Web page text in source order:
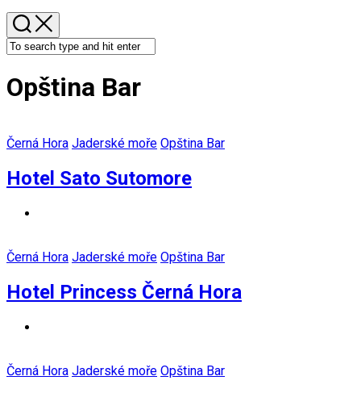
Opština Bar
Černá Hora Jaderské moře Opština Bar
Hotel Sato Sutomore
Černá Hora Jaderské moře Opština Bar
Hotel Princess Černá Hora
Černá Hora Jaderské moře Opština Bar